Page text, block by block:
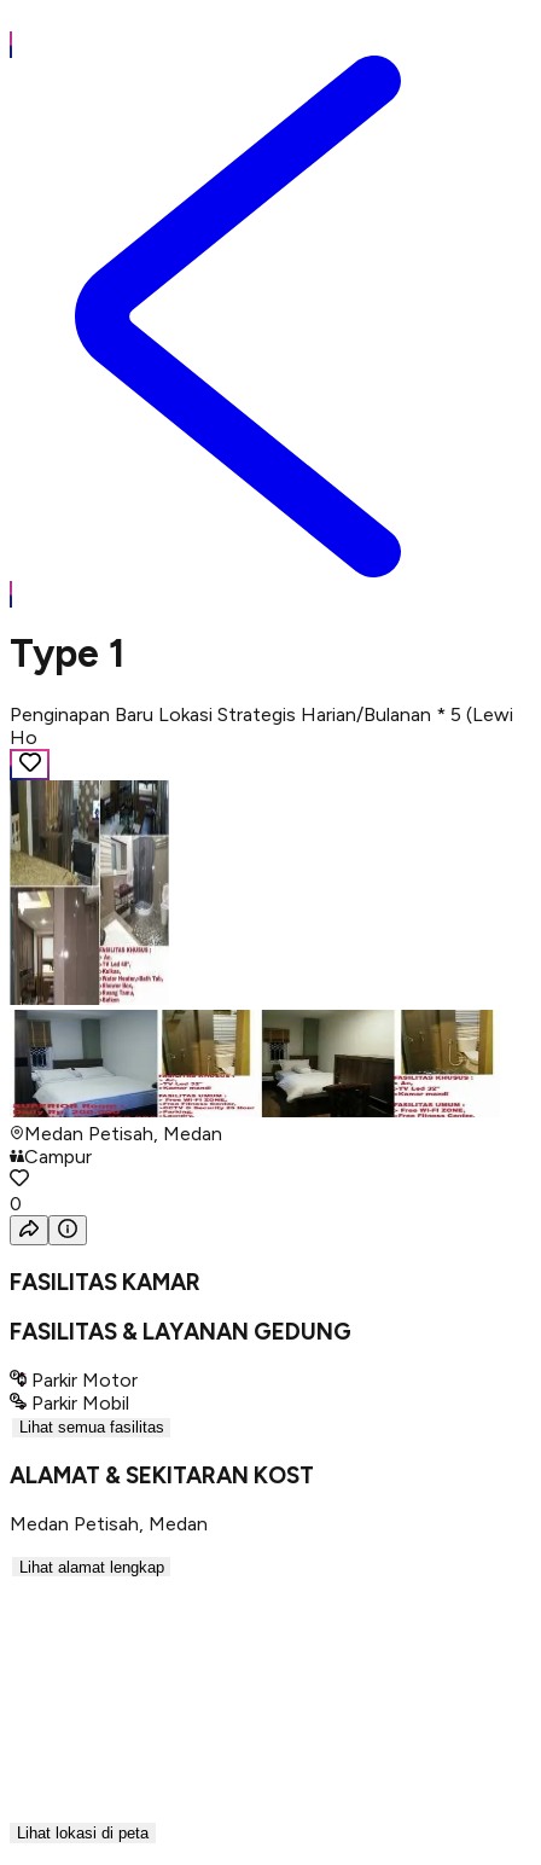
Type 1
Penginapan Baru Lokasi Strategis Harian/Bulanan * 5 (Lewi
Ho
Medan Petisah, Medan
Campur
0
FASILITAS KAMAR
FASILITAS & LAYANAN GEDUNG
Parkir Motor
Parkir Mobil
Lihat semua fasilitas
ALAMAT & SEKITARAN KOST
Medan Petisah, Medan
Lihat alamat lengkap
Lihat lokasi di peta